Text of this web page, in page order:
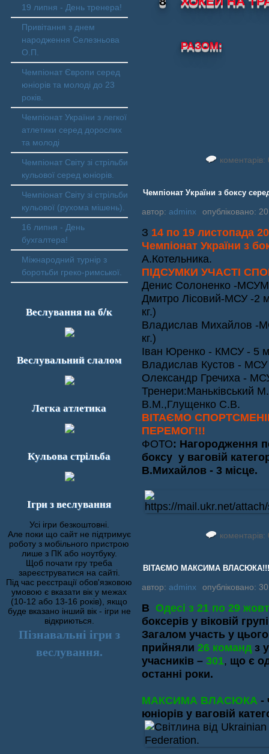
19 липня - День тренера!
Привітання з днем
народження Селезньова
О.П.
Чемпіонат Європи серед
юніорів та молоді до 23
років.
Чемпіонат України з легкої
атлетики серед дорослих
та молоді
Чемпіонат Світу зі стрільби
кульової серед юніорів.
Чемпіонат Світу зі стрільби
кульової (рухома мішень).
16 липня - День
бухгалтера!
Міжнародний турнір з
боротьби греко-римської.
Веслування на б/к
Веслувальний слалом
Легка атлетика
Кульова стрільба
Ігри з веслування
Усі ігри безкоштовні.
Але поки що сайт не підтримує
роботу з мобільного пристрою
лише з ПК або ноутбуку.
Щоб почати гру треба
зареєструватися на сайті.
Під час реєстрації обов'язковою
умовою є вказати вік у межах
(10-12 або 13-16 років), якщо
буде вказано інший вік - ігри не
відкриються.
Пізнавальні ігри з
веслування.
коментарів:
Чемпіонат України з боксу
автор: adminx опубліковано:
З 14 по 19 листопада
Чемпіонат України з
А.Котельника.
ПІДСУМКИ УЧАСТІ
Денис Солоненко -МСУМК
Дмитро Лісовий-МСУ -2
Владислав Михайлов -
кг.)
Іван Юренко - КМСУ - 5
Владислав Кустов - МСУ
Олександр Гречиха - МСУ
Тренери:Маньківський
В.М.,Глущенко С.В.
ВІТАЄМО
ПЕРЕМОГ!!!
ФОТО: Нагородження
боксу у ваговій
В.Михайлов - 3 місце.
коментарів:
ВІТАЄМО МАКСИМА ВЛАСЮКА!!!
автор: adminx опубліковано:
В Одесі з 21 по 29
боксерів у віковій
Загалом участь у
прийняли 26 команд з
учасників – 301, що є
останні роки.
МАКСИМА ВЛАСЮКА -
юніорів у ваговій